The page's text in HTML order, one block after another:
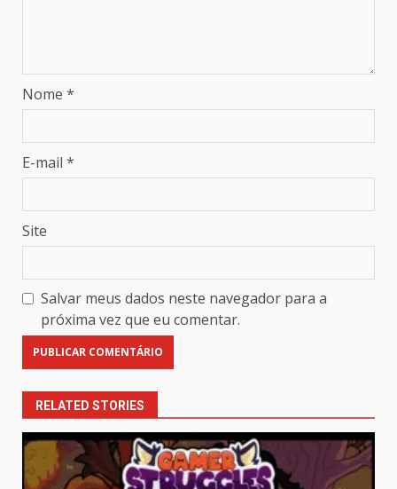
Nome *
E-mail *
Site
Salvar meus dados neste navegador para a
próxima vez que eu comentar.
RELATED STORIES